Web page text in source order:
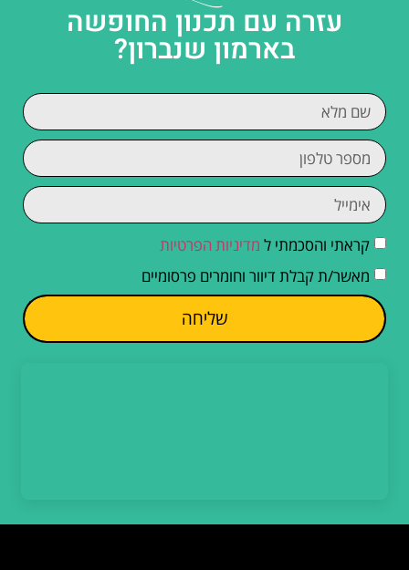
עזרה עם תכנון החופשה
בארמון שנברון?
קראתי והסכמתי ל מדיניות הפרטיות
מאשר/ת קבלת דיוור וחומרים פרסומיים
שליחה